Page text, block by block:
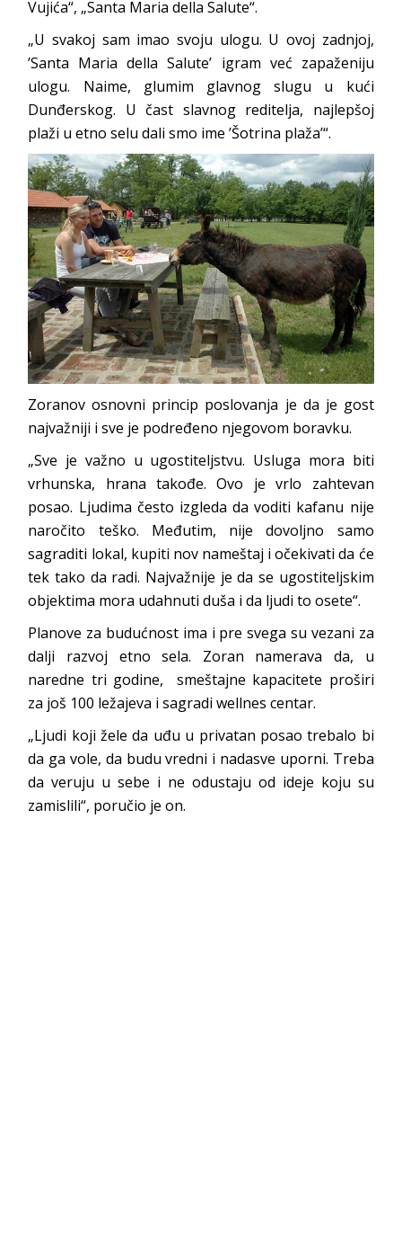
Vujića“, „Santa Maria della Salute“.
„U svakoj sam imao svoju ulogu. U ovoj zadnjoj,
’Santa Maria della Salute’ igram već zapaženiju
ulogu. Naime, glumim glavnog slugu u kući
Dunđerskog. U čast slavnog reditelja, najlepšoj
plaži u etno selu dali smo ime ’Šotrina plaža’“.
Zoranov osnovni princip poslovanja je da je gost
najvažniji i sve je podređeno njegovom boravku.
„Sve je važno u ugostiteljstvu. Usluga mora biti
vrhunska, hrana takođe. Ovo je vrlo zahtevan
posao. Ljudima često izgleda da voditi kafanu nije
naročito teško. Međutim, nije dovoljno samo
sagraditi lokal, kupiti nov nameštaj i očekivati da će
tek tako da radi. Najvažnije je da se ugostiteljskim
objektima mora udahnuti duša i da ljudi to osete“.
Planove za budućnost ima i pre svega su vezani za
dalji razvoj etno sela. Zoran namerava da, u
naredne tri godine, smeštajne kapacitete proširi
za još 100 ležajeva i sagradi wellnes centar.
„Ljudi koji žele da uđu u privatan posao trebalo bi
da ga vole, da budu vredni i nadasve uporni. Treba
da veruju u sebe i ne odustaju od ideje koju su
zamislili“, poručio je on.